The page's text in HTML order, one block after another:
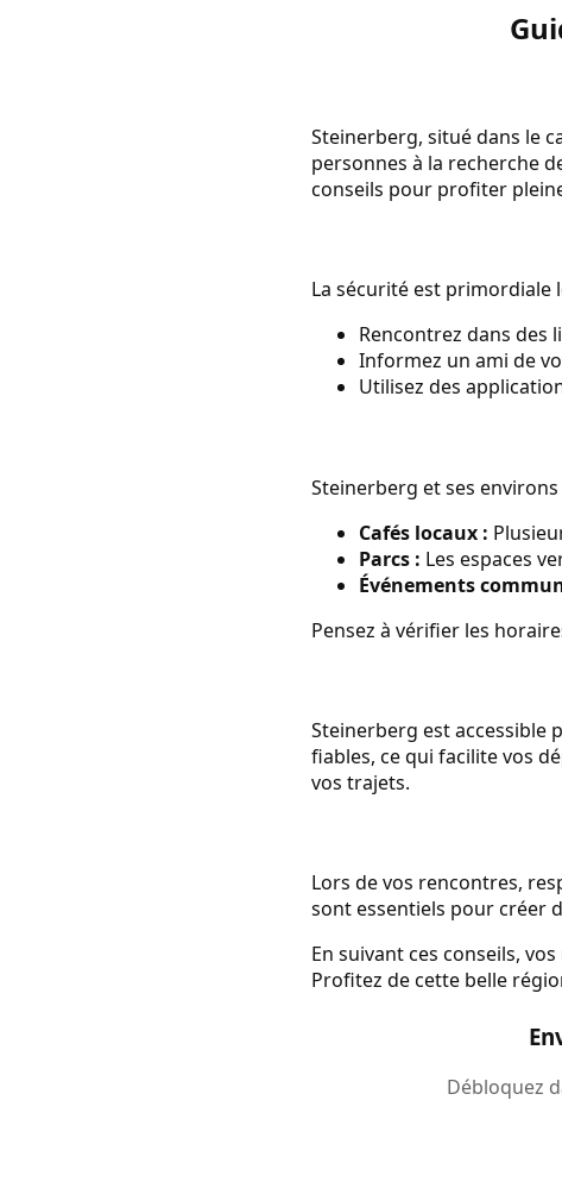
Steinerberg, situé dans le
personnes à la recherche
conseils pour profiter
La sécurité est primordiale
Rencontrez dans des
Informez un ami de
Utilisez des
Steinerberg et ses
Cafés locaux :
Parcs : Les espaces
Événements
Pensez à vérifier les
Steinerberg est accessible
fiables, ce qui facilite vos
vos trajets.
Lors de vos rencontres,
sont essentiels pour créer
En suivant ces conseils,
Profitez de cette belle
Débloquez